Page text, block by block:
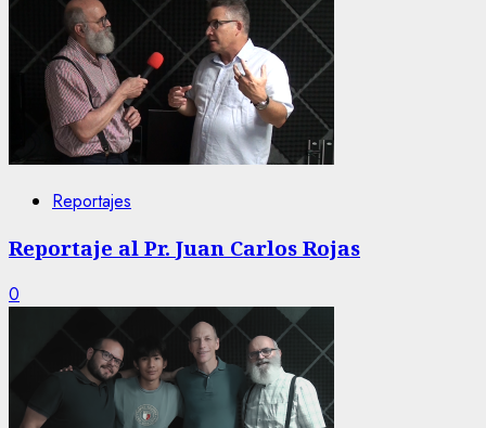
Reportajes
Reportaje al Pr. Juan Carlos Rojas
0